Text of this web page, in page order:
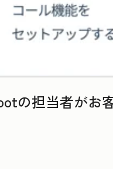
の担当者がお